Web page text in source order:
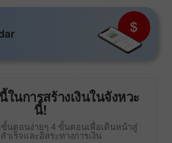
ในการสร้างเงินในจังหวะ
นี้!
นตอนง่ายๆ 4 ขั้นตอนเพื่อเดินหน้าสู่
ำเร็จและอิสระทางการเงิน